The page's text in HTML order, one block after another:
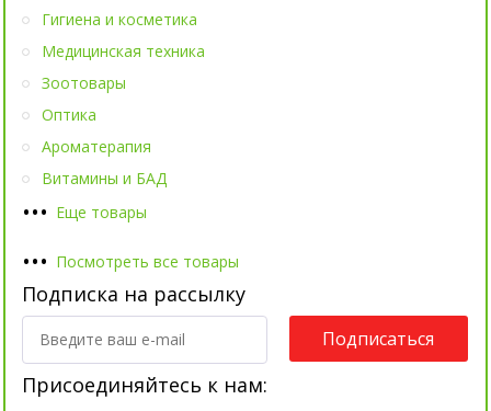
••• Еще товары
Гигиена и косметика
Медицинская техника
Зоотовары
Оптика
Ароматерапия
Витамины и БАД
••• Посмотреть все товары
Подписка на рассылку
Подписаться
Присоединяйтесь к нам: